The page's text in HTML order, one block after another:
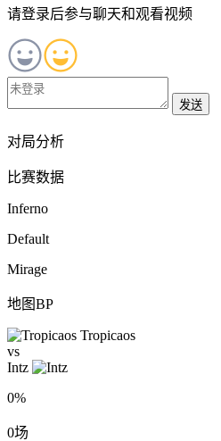
请登录后参与聊天和观看视频
发送
对局分析
比赛数据
Inferno
Default
Mirage
地图BP
Tropicaos
vs
Intz
0%
0场